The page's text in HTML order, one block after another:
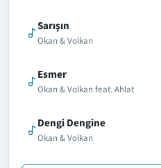
Sarışın
Okan & Volkan
Esmer
Okan & Volkan feat. Ahlat
Dengi Dengine
Okan & Volkan